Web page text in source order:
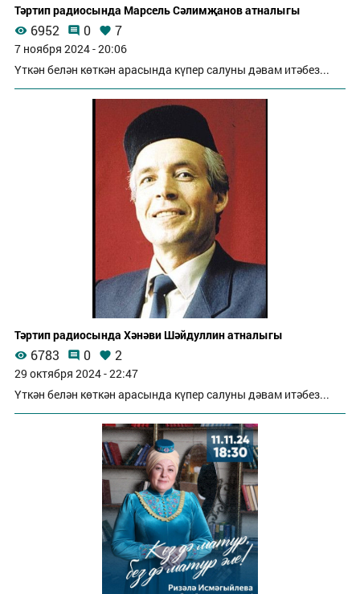
Тәртип радиосында Марсель Сәлимҗанов атналыгы
6952 0 7
7 ноября 2024 - 20:06
Үткән белән көткән арасында күпер салуны дәвам итәбез...
Тәртип радиосында Хәнәви Шәйдуллин атналыгы
6783 0 2
29 октября 2024 - 22:47
Үткән белән көткән арасында күпер салуны дәвам итәбез...